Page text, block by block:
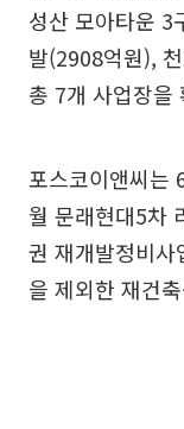
성산 모아타운 3
발(2908억원),
총 7개 사업장을
포스코이앤씨는
월 문래현대5차
권 재개발정비
을 제외한 재건